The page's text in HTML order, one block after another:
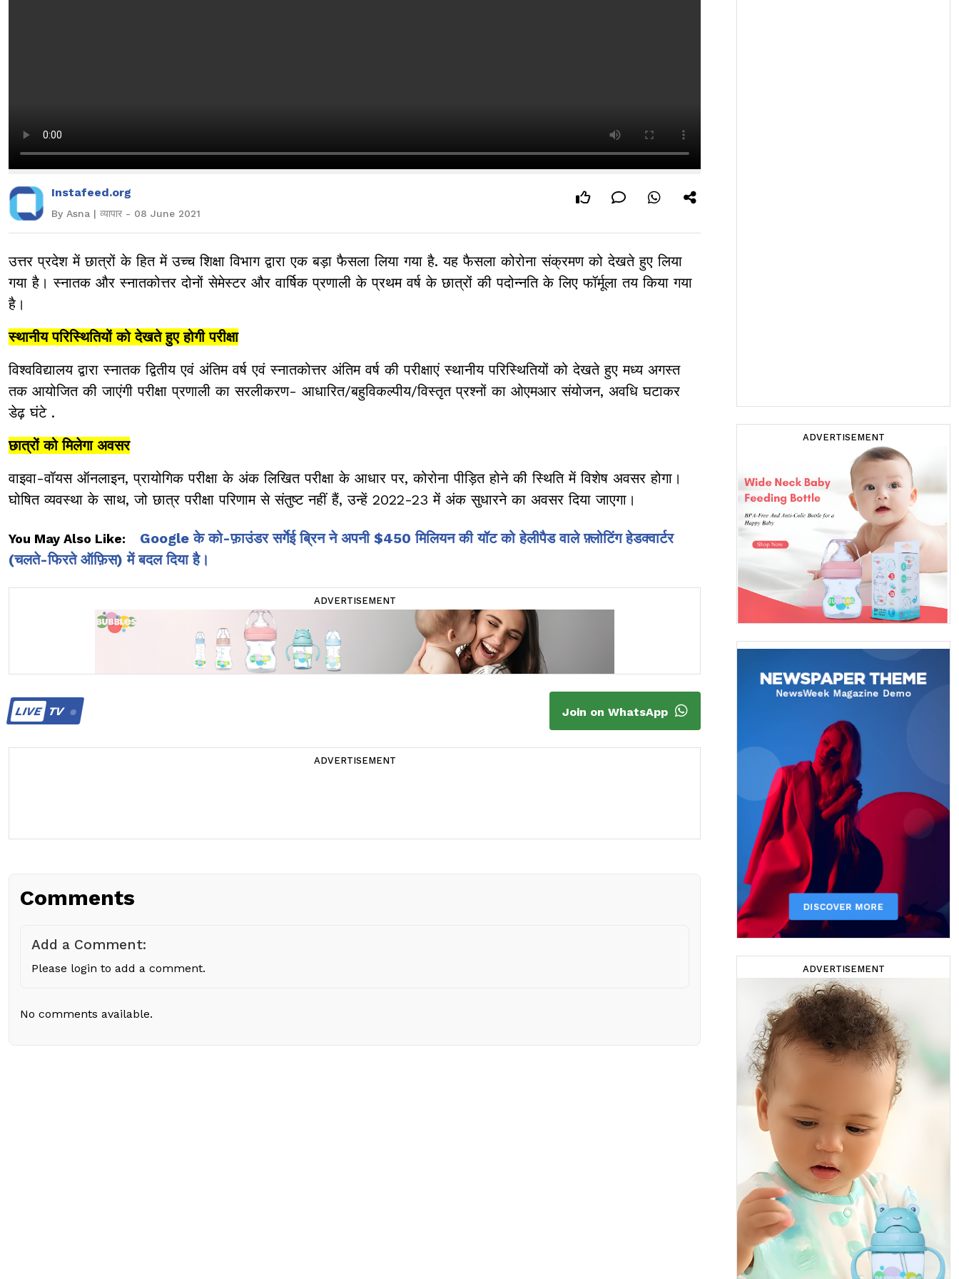
Instafeed.org
By Asna | व्यापार - 08 June 2021
उत्तर प्रदेश में छात्रों के हित में उच्च शिक्षा विभाग द्वारा एक बड़ा फैसला लिया गया है. यह फैसला कोरोना संक्रमण को देखते हुए लिया
गया है। स्नातक और स्नातकोत्तर दोनों सेमेस्टर और वार्षिक प्रणाली के प्रथम वर्ष के छात्रों की पदोन्नति के लिए फॉर्मूला तय किया गया
है।
स्थानीय परिस्थितियों को देखते हुए होगी परीक्षा
विश्वविद्यालय द्वारा स्नातक द्वितीय एवं अंतिम वर्ष एवं स्नातकोत्तर अंतिम वर्ष की परीक्षाएं स्थानीय परिस्थितियों को देखते हुए मध्य अगस्त
तक आयोजित की जाएंगी परीक्षा प्रणाली का सरलीकरण- आधारित/बहुविकल्पीय/विस्तृत प्रश्नों का ओएमआर संयोजन, अवधि घटाकर
डेढ़ घंटे .
छात्रों को मिलेगा अवसर
वाइवा-वॉयस ऑनलाइन, प्रायोगिक परीक्षा के अंक लिखित परीक्षा के आधार पर, कोरोना पीड़ित होने की स्थिति में विशेष अवसर होगा।
घोषित व्यवस्था के साथ, जो छात्र परीक्षा परिणाम से संतुष्ट नहीं हैं, उन्हें 2022-23 में अंक सुधारने का अवसर दिया जाएगा।
You May Also Like:
Google के को-फ़ाउंडर सर्गेई ब्रिन ने अपनी $450 मिलियन की यॉट को हेलीपैड वाले फ़्लोटिंग हेडक्वार्टर
(चलते-फिरते ऑफ़िस) में बदल दिया है।
ADVERTISEMENT
LIVETV Join on WhatsApp
ADVERTISEMENT
Comments
Add a Comment:
Please login to add a comment.
No comments available.
ADVERTISEMENT
ADVERTISEMENT